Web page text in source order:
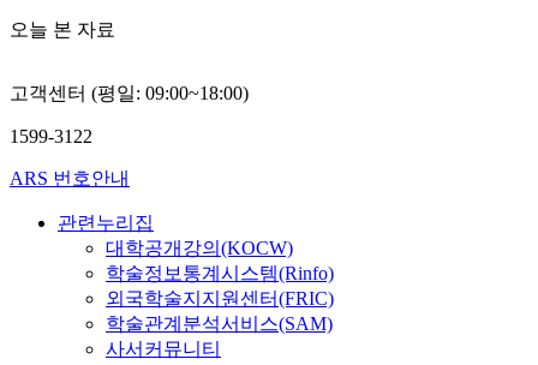
오늘 본 자료
고객센터 (평일: 09:00~18:00)
1599-3122
ARS 번호안내
관련누리집
대학공개강의(KOCW)
학술정보통계시스템(Rinfo)
외국학술지지원센터(FRIC)
학술관계분석서비스(SAM)
사서커뮤니티